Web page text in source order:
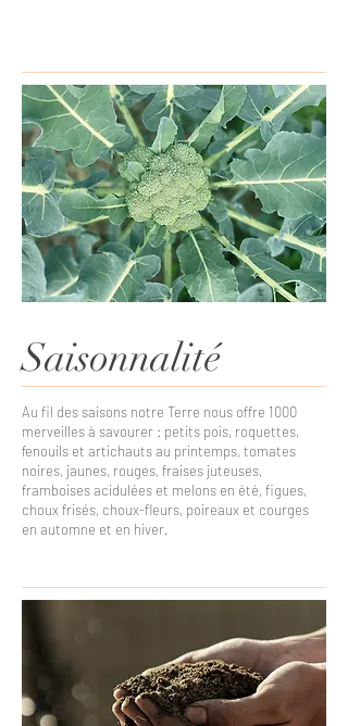
Saisonnalité
Au fil des saisons notre Terre nous offre 1000
merveilles à savourer : petits pois, roquettes,
fenouils et artichauts au printemps, tomates
noires, jaunes, rouges, fraises juteuses,
framboises acidulées et melons en été, figues,
choux frisés, choux-fleurs, poireaux et courges
en automne et en hiver.